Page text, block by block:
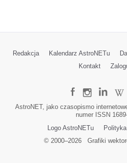
Redakcja Kalendarz AstroNETu
Kontakt
AstroNET, jako czasopismo
numer ISSN
Logo AstroNETu
© 2000–2026Grafiki